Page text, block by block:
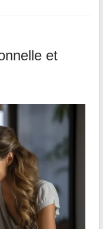
et